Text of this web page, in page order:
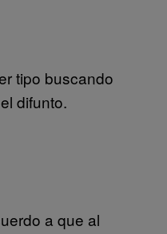
tipo buscando
difunto.
a que al